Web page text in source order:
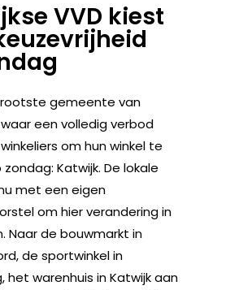
VVD kiest
gemeente van
een volledig verbod
om hun winkel te
Katwijk. De lokale
met een eigen
om hier verandering in
Naar de bouwmarkt in
de sportwinkel in
het warenhuis in Katwijk aan